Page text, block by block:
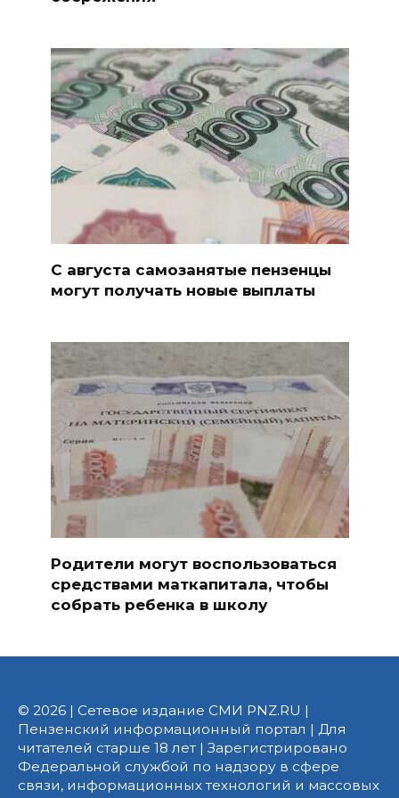
С августа самозанятые пензенцы
могут получать новые выплаты
Родители могут воспользоваться
средствами маткапитала, чтобы
собрать ребенка в школу
© 2026 | Сетевое издание СМИ PNZ.RU |
Пензенский информационный портал | Для
читателей старше 18 лет | Зарегистрировано
Федеральной службой по надзору в сфере
связи, информационных технологий и массовых